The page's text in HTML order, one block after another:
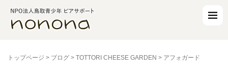
トップページ > ブログ > TOTTORI CHEESE GARDEN > アフォガード